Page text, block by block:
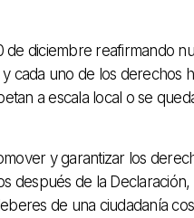
diciembre reafirmando
cada uno de los derechos
a escala local o se
y garantizar los
después de la
de una ciudadanía